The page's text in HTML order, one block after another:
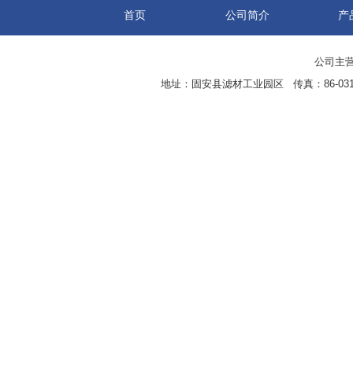
首页 公司简介 产
公司主
地址：固安县滤材工业园区 传真：86-